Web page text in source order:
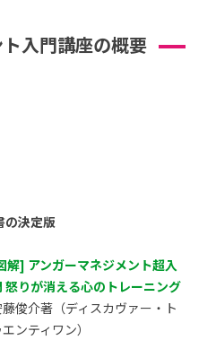
入門講座の概要
の決定版
解] アンガーマネジメント超入
怒りが消える心のトレーニング
俊介著（ディスカヴァー・ト
エンティワン）